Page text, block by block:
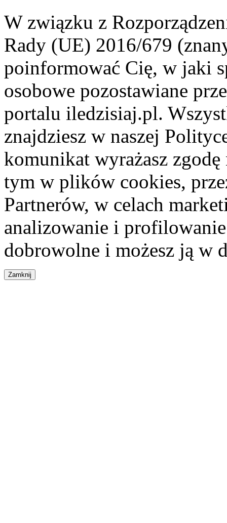
W związku z
Rady (UE) 2016/679
poinformować Cię, w jaki
osobowe pozostawiane
portalu iledzisiaj.pl.
znajdziesz w naszej
komunikat wyrażasz
tym w plików cookies,
Partnerów, w celach
analizowanie i
dobrowolne i możesz ją w